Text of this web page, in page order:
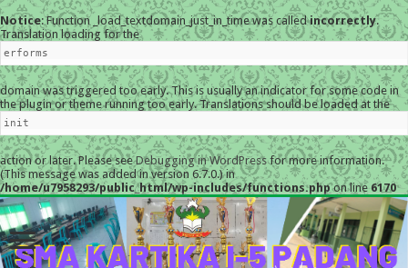
Notice: Function _load_textdomain_just_in_time was calledincorrectly.
Translation loading for the
erforms
domain was triggered too early. This is usually an indicator for some code in
the plugin or theme running too early. Translations should be loaded at the
init
action or later. Please seeDebugging in WordPressfor more information.
(This message was added in version 6.7.0.) in
/home/u7958293/public_html/wp-includes/functions.phpon line 6170